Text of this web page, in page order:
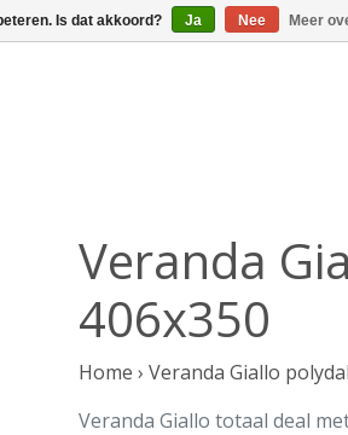
Veranda
406x350
Home › Veranda Giallo
Veranda Giallo totaal deal
Is dat akkoord? Ja Nee Meer